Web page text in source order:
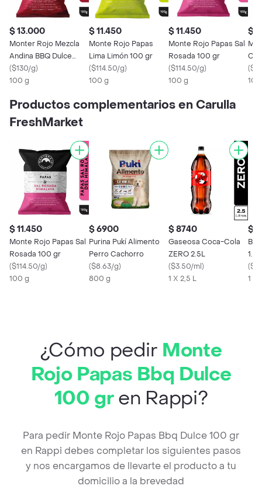
$ 13.000
Monter Rojo Mezcla
Andina BBQ Dulce
100gr
($130/g)
100 g
$ 11.450
Monte Rojo Papas
Lima Limón 100 gr
($114.50/g)
100 g
$ 11.450
Monte Rojo Papas Sal
Rosada 100 gr
($114.50/g)
100 g
$
(
Productos complementarios en Carulla
FreshMarket
$ 11.450
Monte Rojo Papas Sal
Rosada 100 gr
($114.50/g)
100 g
$ 6900
Purina Pukí Alimento
Perro Cachorro
($8.63/g)
800 g
$ 8740
Gaseosa Coca-Cola
ZERO 2.5L
($3.50/ml)
1 X 2,5 L
$
1.5 l
(
1 X
¿Cómo pedir Monte
Rojo Papas Bbq Dulce
100 gren Rappi?
Para pedir Monte Rojo Papas Bbq Dulce 100 gr
en Rappi debes completar los siguientes pasos
y nos encargamos de llevarte el producto a tu
domicilio a la brevedad